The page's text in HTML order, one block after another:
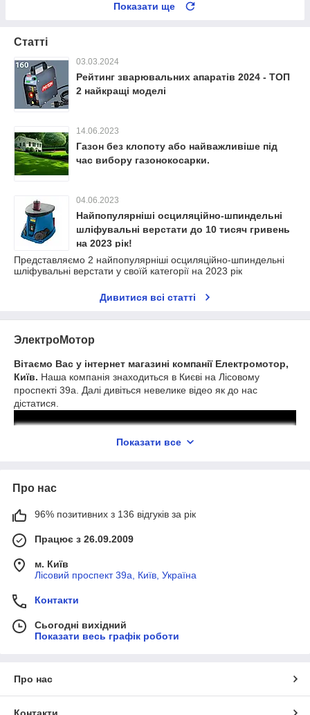
Показати ще
Статті
03.03.2024
Рейтинг зварювальних апаратів 2024 - ТОП
2 найкращі моделі
14.06.2023
Газон без клопоту або найважливіше під
час вибору газонокосарки.
04.06.2023
Найпопулярніші осциляційно-шпиндельні
шліфувальні верстати до 10 тисяч гривень
на 2023 рік!
Представляємо 2 найпопулярніші осциляційно-шпиндельні
шліфувальні верстати у своїй категорії на 2023 рік
Дивитися всі статті
ЭлектроМотор
Вітаємо Вас у інтернет магазині компанії Електромотор,
Київ. Наша компанія знаходиться в Києві на Лісовому
проспекті 39а. Далі дивіться невелике відео як до нас
дістатися.
Особливу увагу в
сегменту.
Ціни на всі товари в магазині діють, щотижня оновлюються.
Показати все
Про нас
96% позитивних з 136 відгуків за рік
Працює з 26.09.2009
м. Київ
Лісовий проспект 39а, Київ, Україна
Контакти
Сьогодні вихідний
Показати весь графік роботи
Про нас